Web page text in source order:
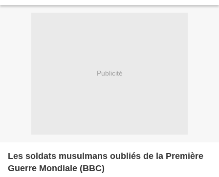
Publicité
Les soldats musulmans oubliés de la Première
Guerre Mondiale (BBC)